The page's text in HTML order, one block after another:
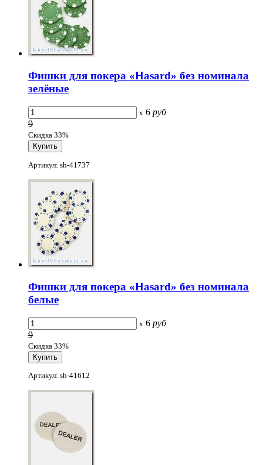
Фишки для покера «Hasard» без номинала
зелёные
x 6 руб
9
Скидка 33%
Артикул: sh-41737
Фишки для покера «Hasard» без номинала
белые
x 6 руб
9
Скидка 33%
Артикул: sh-41612